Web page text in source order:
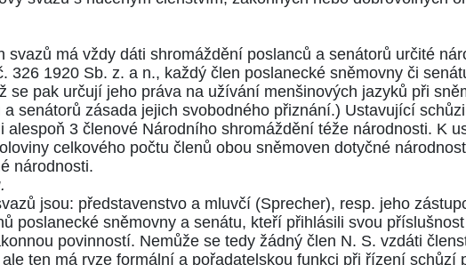
svazů má vždy dáti shromáždění poslanců a senátorů určité
326 1920 Sb. z. a n., každý člen poslanecké sněmovny či
se pak určují jeho práva na užívání menšinových jazyků při
senátorů zásada jejich svobodného přiznání.) Ustavující
alespoň 3 členové Národního shromáždění téže národnosti. K
celkového počtu členů obou sněmoven dotyčné
národnosti.
jsou: představenstvo a mluvčí (Sprecher), resp. jeho
poslanecké sněmovny a senátu, kteří přihlásili svou
povinností. Nemůže se tedy žádný člen N. S. vzdáti
ten má ryze formální a pořadatelskou funkci při řízení schůzí